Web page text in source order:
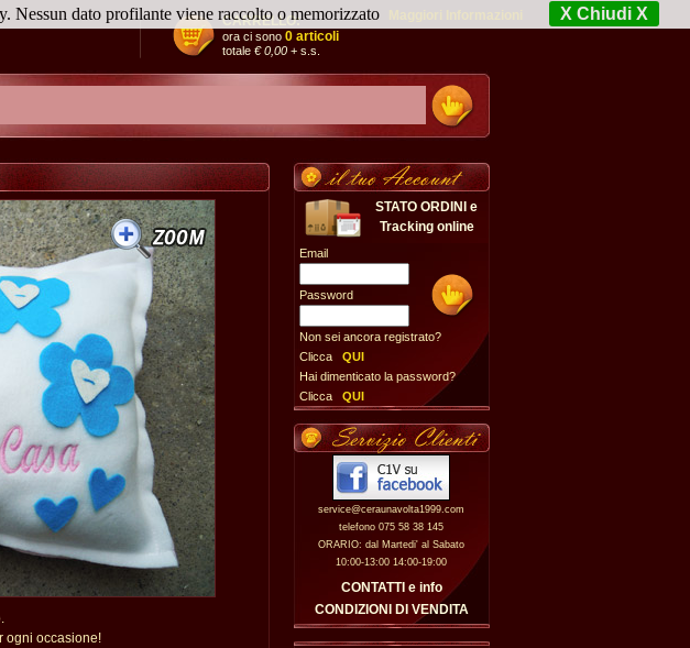
CARRELLO:
ora ci sono 0 articoli
totale € 0,00 + s.s.
ogni occasione!
STATO ORDINI e
Tracking online
Email
Password
Non sei ancora registrato?
Clicca
QUI
Hai dimenticato la password?
Clicca
QUI
service@ceraunavolta1999.com
telefono 075 58 38 145
ORARIO: dal Martedi' al Sabato
10:00-13:00 14:00-19:00
CONTATTI e info
CONDIZIONI DI VENDITA
Nessun dato profilante viene raccolto o memorizzato X Chiudi X